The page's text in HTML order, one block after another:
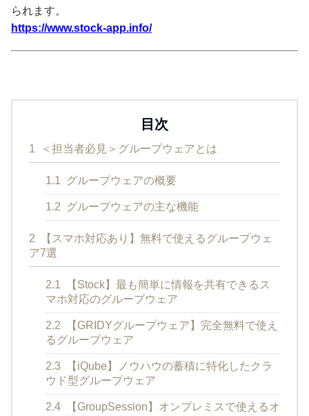
られます。
https://www.stock-app.info/
目次
1 ＜担当者必見＞グループウェアとは
1.1 グループウェアの概要
1.2 グループウェアの主な機能
2
【スマホ対応あり】無料で使えるグループウェ
ア7選
2.1
【Stock】最も簡単に情報を共有できるス
マホ対応のグループウェア
2.2
【GRIDYグループウェア】完全無料で使え
るグループウェア
2.3
【iQube】ノウハウの蓄積に特化したクラ
ウド型グループウェア
2.4
【GroupSession】オンプレミスで使えるオ